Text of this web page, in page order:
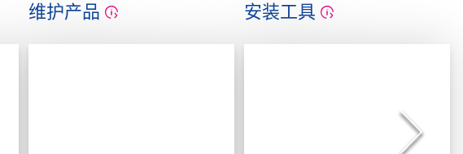
维护产品 安装工具